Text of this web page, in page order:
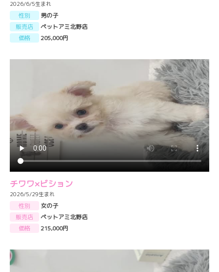
2026/6/5生まれ
性別
男の子
販売店
ペットアミ北野店
価格
205,000円
チワワ×ビション
2026/5/29生まれ
性別
女の子
販売店
ペットアミ北野店
価格
215,000円